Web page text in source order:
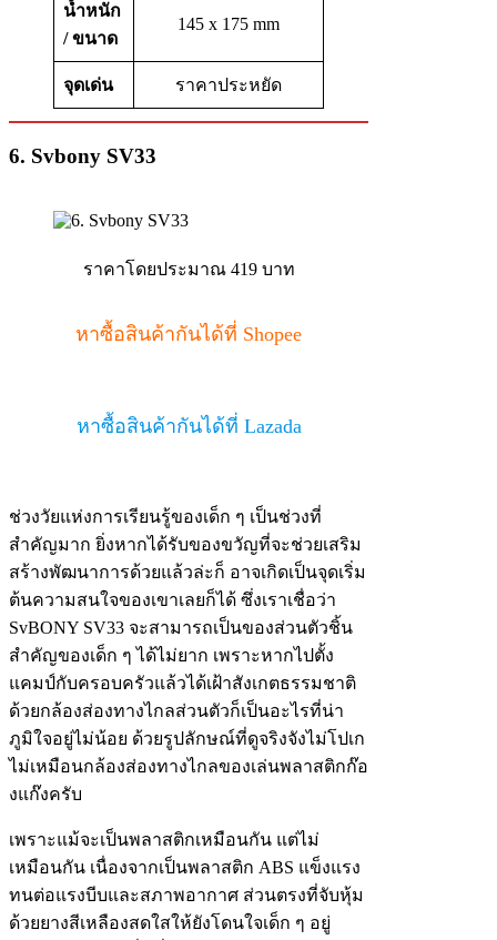
น้ำหนัก
/ ขนาด
145 x 175 mm
จุดเด่น ราคาประหยัด
6. Svbony SV33
ราคาโดยประมาณ 419 บาท
หาซื้อสินค้ากันได้ที่ Shopee
หาซื้อสินค้ากันได้ที่ Lazada
ช่วงวัยแห่งการเรียนรู้ของเด็ก ๆ เป็นช่วงที่
สำคัญมาก ยิ่งหากได้รับของขวัญที่จะช่วยเสริม
สร้างพัฒนาการด้วยแล้วล่ะก็ อาจเกิดเป็นจุดเริ่ม
ต้นความสนใจของเขาเลยก็ได้ ซึ่งเราเชื่อว่า
SvBONY SV33 จะสามารถเป็นของส่วนตัวชิ้น
สำคัญของเด็ก ๆ ได้ไม่ยาก เพราะหากไปตั้ง
แคมป์กับครอบครัวแล้วได้เฝ้าสังเกตธรรมชาติ
ด้วยกล้องส่องทางไกลส่วนตัวก็เป็นอะไรที่น่า
ภูมิใจอยู่ไม่น้อย ด้วยรูปลักษณ์ที่ดูจริงจังไม่โปเก
ไม่เหมือนกล้องส่องทางไกลของเล่นพลาสติกก๊อ
งแก๊งครับ
เพราะแม้จะเป็นพลาสติกเหมือนกัน แต่ไม่
เหมือนกัน เนื่องจากเป็นพลาสติก ABS แข็งแรง
ทนต่อแรงบีบและสภาพอากาศ ส่วนตรงที่จับหุ้ม
ด้วยยางสีเหลืองสดใสให้ยังโดนใจเด็ก ๆ อยู่